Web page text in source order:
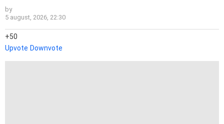
by
5 august, 2026, 22:30
50
Upvote Downvote